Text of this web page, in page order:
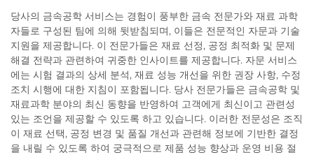
당사의 금속공학 서비스는 경험이 풍부한 금속 전문가와 재료 과학
자들로 구성된 팀에 의해 뒷받침되며, 이들은 전문적인 자문과 기술
지원을 제공합니다. 이 전문가들은 재료 선정, 공정 최적화 및 문제
해결 전략과 관련하여 귀중한 인사이트를 제공합니다. 자문 서비스
에는 시험 결과의 상세 분석, 재료 성능 개선을 위한 권장 사항, 수정
조치 시행에 대한 지침이 포함됩니다. 당사 전문가들은 금속공학 및
재료과학 분야의 최신 동향을 반영하여 고객에게 최신이고 관련성
있는 조언을 제공할 수 있도록 하고 있습니다. 이러한 전문성은 조직
이 재료 선택, 공정 변경 및 품질 개선과 관련해 정보에 기반한 결정
을 내릴 수 있도록 하여 궁극적으로 제품 성능 향상과 운영 비용 절